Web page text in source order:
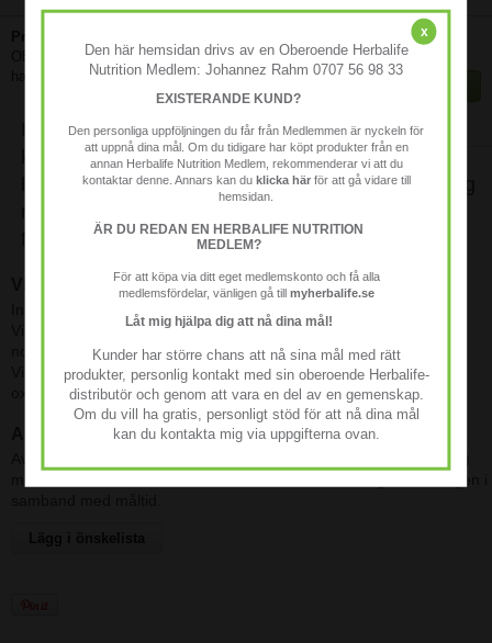
499 kr
OBS! 21 måltider! 10-måltiders Immune Boostern
har utgått ur sortimentet.
Immune Booster är en
kosttillskottsdryck med smak av
bär. Den har ett högt innehåll av viktiga vitaminer og
funktion.
Viktiga fördelar
Vitaminerna C och D, selen och zink bidrar till immunsystemets
normala funktion
Vitamin C, zink och selen bidrar också till att skydda cellerne från
oxidativ stress
x
Den här hemsidan drivs av en Oberoende Herbalife
Nutrition Medlem: Johannez Rahm 0707 56 98 33
EXISTERANDE KUND?
Den personliga uppföljningen du får från Medlemmen är nyckeln för
att uppnå dina mål. Om du tidigare har köpt produkter från en
annan Herbalife Nutrition Medlem, rekommenderar vi att du
kontaktar denne. Annars kan du klicka härför att gå vidare till
hemsidan.
ÄR DU REDAN EN HERBALIFE NUTRITION
MEDLEM?
För att köpa via ditt eget medlemskonto och få alla
medlemsfördelar, vänligen gå till myherbalife.se
Låt mig hjälpa dig att nå dina mål!
Kunder har större chans att nå sina mål med rätt
produkter, personlig kontakt med sin oberoende Herbalife-
distributör och genom att vara en del av en gemenskap.
Om du vill ha gratis, personligt stöd för att nå dina mål
kan du kontakta mig via uppgifterna ovan.